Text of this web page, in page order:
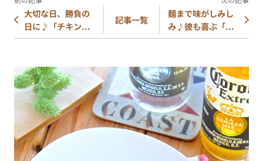
大切な日、勝負の
日に♪「チキン...
記事一覧
麺まで味がしみし
み♪彼も喜ぶ「...